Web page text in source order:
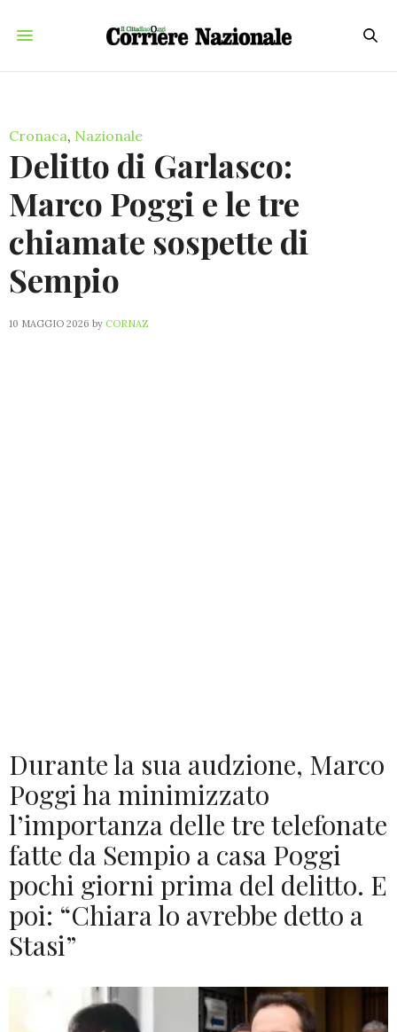
Cronaca, Nazionale
Delitto di Garlasco:
Marco Poggi e le tre
chiamate sospette di
Sempio
10 MAGGIO 2026 by CORNAZ
Durante la sua audzione, Marco
Poggi ha minimizzato
l’importanza delle tre telefonate
fatte da Sempio a casa Poggi
pochi giorni prima del delitto. E
poi: “Chiara lo avrebbe detto a
Stasi”